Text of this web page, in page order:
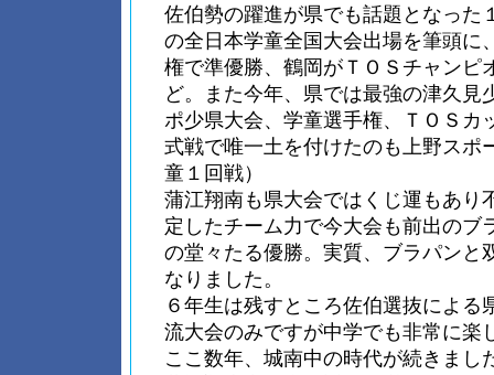
佐伯勢の躍進が県でも話題となった
の全日本学童全国大会出場を筆頭に
権で準優勝、鶴岡がＴＯＳチャンピ
ど。また今年、県では最強の津久見
ポ少県大会、学童選手権、ＴＯＳカ
式戦で唯一土を付けたのも上野スポ
童１回戦）
蒲江翔南も県大会ではくじ運もあり
定したチーム力で今大会も前出のブ
の堂々たる優勝。実質、ブラパンと
なりました。
６年生は残すところ佐伯選抜による
流大会のみですが中学でも非常に楽
ここ数年、城南中の時代が続きまし